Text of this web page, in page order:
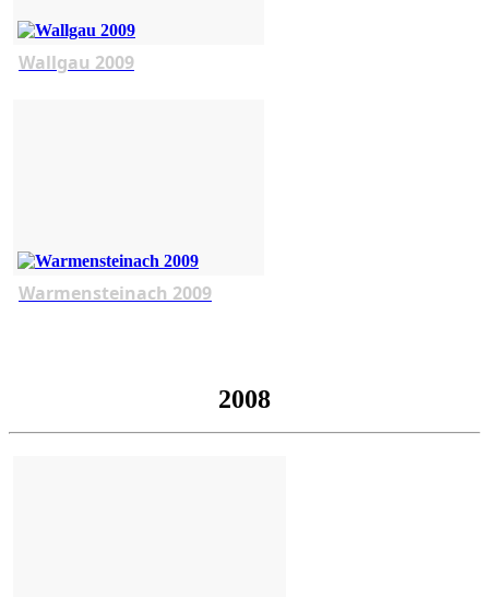
Wallgau 2009
Warmensteinach 2009
2008